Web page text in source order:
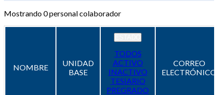
Mostrando0personal colaborador
NOMBRE
UNIDAD
BASE
TODOS
ACTIVO
INACTIVO
TESIARIO
PREGRADO
CORREO
ELECTRÓNICO